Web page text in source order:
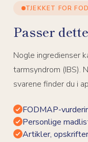
TJEKKET FOR
Passer
Nogle ingredienser
tarmsyndrom (IBS).
svarene finder du i
FODMAP-
Personlige
Artikler,